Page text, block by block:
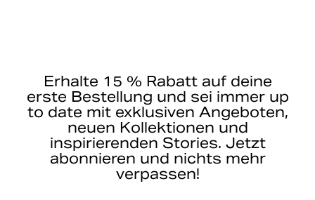
Erhalte 15 % Rabatt auf deine
erste Bestellung und sei immer up
to date mit exklusiven Angeboten,
neuen Kollektionen und
inspirierenden Stories. Jetzt
abonnieren und nichts mehr
verpassen!